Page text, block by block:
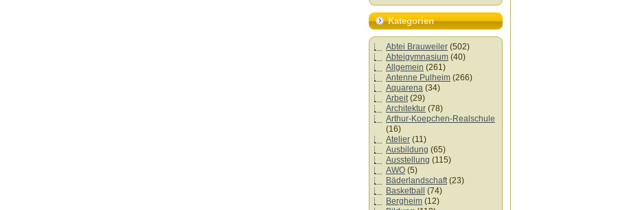
Kategorien
Abtei Brauweiler (502)
Abteigymnasium (40)
Allgemein (261)
Antenne Pulheim (266)
Aquarena (34)
Arbeit(29)
Architektur (78)
Arthur-Koepchen-Realschule
(16)
Atelier (11)
Ausbildung (65)
Ausstellung (115)
AWO (5)
Bäderlandschaft(23)
Basketball
(74)
Bergheim (12)